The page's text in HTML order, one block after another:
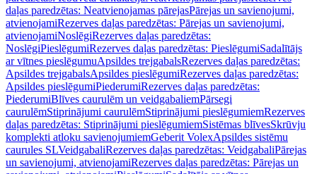
daļas paredzētas: Neatvienojamas pārejasPārejas un savienojumi,
atvienojamiRezerves daļas paredzētas: Pārejas un savienojumi,
atvienojamiNoslēgiRezerves daļas paredzētas:
NoslēgiPieslēgumiRezerves daļas paredzētas: PieslēgumiSadalītājs
ar vītnes pieslēgumuApsildes trejgabalsRezerves daļas paredzētas:
Apsildes trejgabalsApsildes pieslēgumiRezerves daļas paredzētas:
Apsildes pieslēgumiPiederumiRezerves daļas paredzētas:
PiederumiBlīves caurulēm un veidgabaliemPārsegi
caurulēmStiprinājumi caurulēmStiprinājumi pieslēgumiemRezerves
daļas paredzētas: Stiprinājumi pieslēgumiemSistēmas blīvesSkrūvju
komplekti atloku savienojumiemGeberit VolexApsildes sistēmu
caurules SLVeidgabaliRezerves daļas paredzētas: VeidgabaliPārejas
un savienojumi, atvienojamiRezerves daļas paredzētas: Pārejas un